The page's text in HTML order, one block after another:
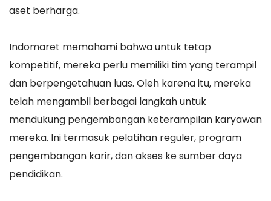
aset berharga.
Indomaret memahami bahwa untuk tetap
kompetitif, mereka perlu memiliki tim yang terampil
dan berpengetahuan luas. Oleh karena itu, mereka
telah mengambil berbagai langkah untuk
mendukung pengembangan keterampilan karyawan
mereka. Ini termasuk pelatihan reguler, program
pengembangan karir, dan akses ke sumber daya
pendidikan.